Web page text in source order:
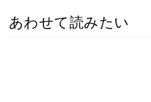
あわせて読みたい